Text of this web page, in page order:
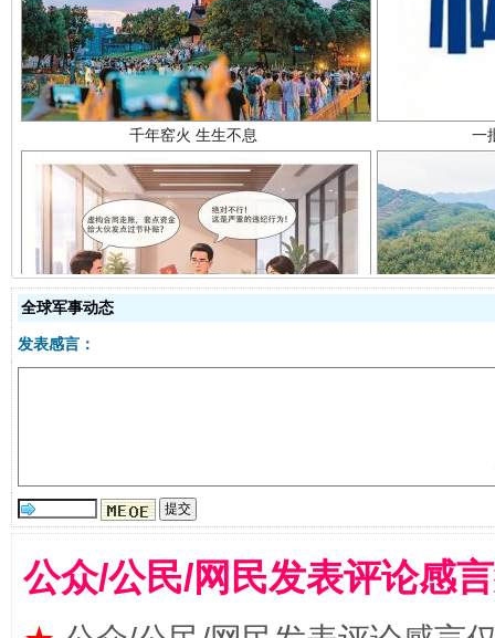
千年窑火 生生不息
揭开“小金库”的免责幌子
受贿1.44亿！段成刚被判无期 从幼
全球军事动态
发表感言：
公众/公民/网民发表评论感